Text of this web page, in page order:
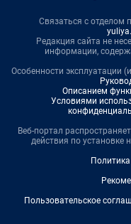
Связаться с отделом
Редакция сайта не
информации,
Особенности эксплуатации
Описанием
Условиями
Веб-портал
действия по установке
Пользовательское